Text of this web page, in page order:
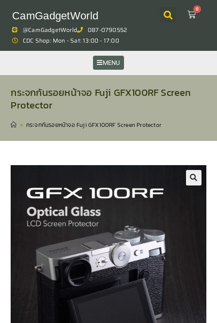
CamGadgetWorld
0
@CamGadgetWorld
087-0790552
CDC Shop: Mon - Sat: 13:00 - 17:00
MENU
กระจกกันรอยหน้าจอ Fuji GFX100RF Screen
Protector
> กระจกกันรอยหน้าจอ Fuji GFX100RF Screen Protector